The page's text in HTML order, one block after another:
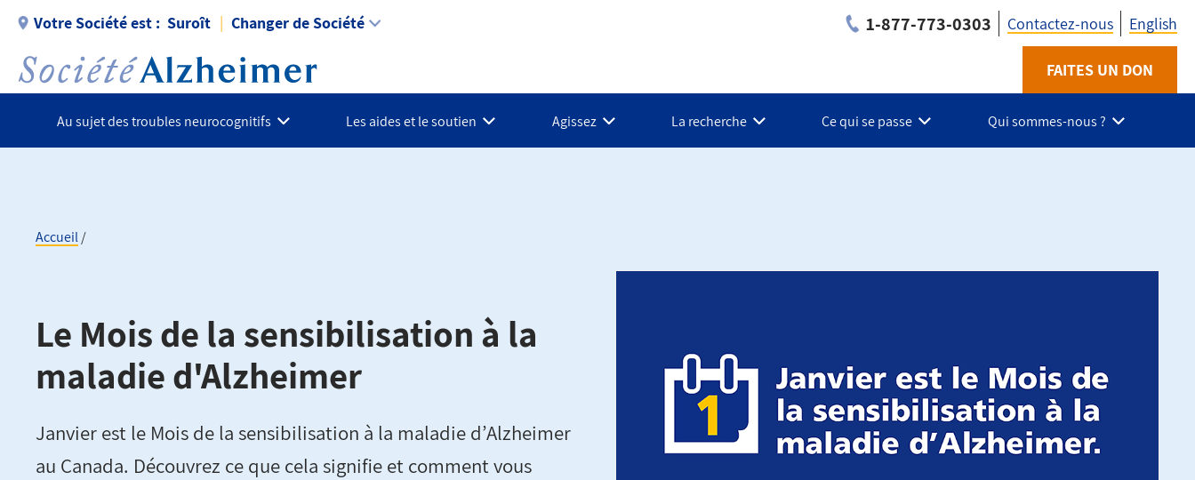
contenu
principal
Votre Société est : Suroît Changer de Société 1-877-773-0303
Utility
-
Fr
Contactez-nous English
FAITES UN DON
Au sujet des troubles neurocognitifs Les aides et le soutien Agissez La recherche Ce qui se passe Qui sommes-nous ?
d'Ariane
Accueil
Le Mois de la sensibilisation à la
maladie d'Alzheimer
Janvier est le Mois de la sensibilisation à la maladie d’Alzheimer
au Canada. Découvrez ce que cela signifie et comment vous